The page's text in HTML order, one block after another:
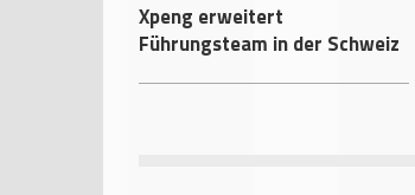
Xpeng erweitert
Führungsteam in der Schweiz